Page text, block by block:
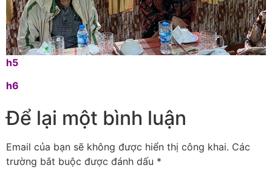
h5
h6
Để lại một bình luận
Email của bạn sẽ không được hiển thị công khai. Các
trường bắt buộc được đánh dấu *